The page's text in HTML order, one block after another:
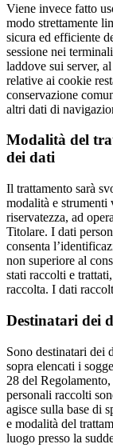
Viene invece fatto
modo strettamente
sicura ed efficiente
sessione nei
laddove sui server,
relative ai cookie
conservazione
altri dati di
Modalità del
dei dati
Il trattamento sarà
modalità e strumenti
riservatezza, ad
Titolare. I dati
consenta
non superiore al
stati raccolti e
raccolta. I dati
Destinatari dei
Sono destinatari dei
sopra elencati i
28 del
personali raccolti
agisce sulla base di
e modalità del
luogo presso la